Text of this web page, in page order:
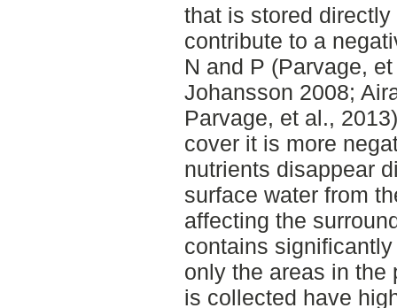
that is stored
contribute to a
N and P (Parvage,
Johansson 2008;
Parvage, et al.,
cover it is more
nutrients disappear
surface water from
affecting the
contains
only the areas in the
is collected have